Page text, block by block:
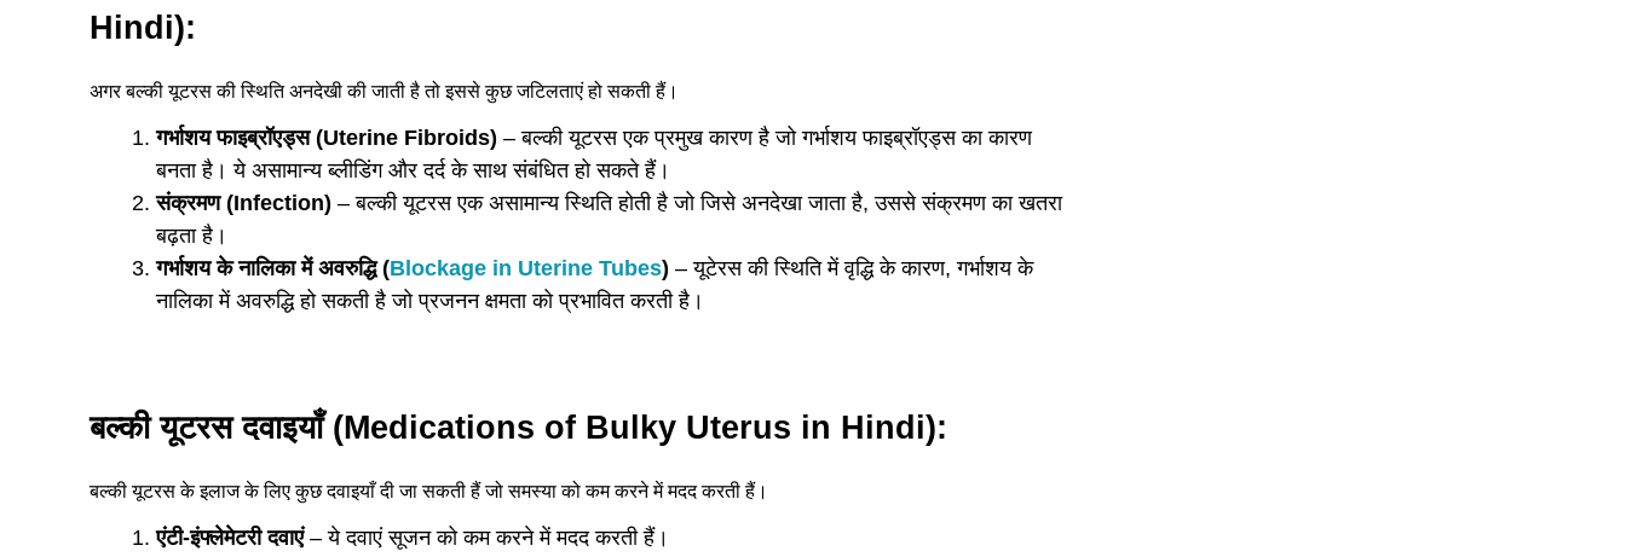
Hindi):
अगर बल्की यूटरस की स्थिति अनदेखी की जाती है तो इससे कुछ जटिलताएं हो सकती हैं।
गर्भाशय फाइब्रॉएड्स (Uterine Fibroids) – बल्की यूटरस एक प्रमुख कारण है जो गर्भाशय फाइब्रॉएड्स का कारण
बनता है। ये असामान्य ब्लीडिंग और दर्द के साथ संबंधित हो सकते हैं।
संक्रमण (Infection) – बल्की यूटरस एक असामान्य स्थिति होती है जो जिसे अनदेखा जाता है, उससे संक्रमण का खतरा
बढ़ता है।
गर्भाशय के नालिका में अवरुद्धि (Blockage in Uterine Tubes) – यूटेरस की स्थिति में वृद्धि के कारण, गर्भाशय के
नालिका में अवरुद्धि हो सकती है जो प्रजनन क्षमता को प्रभावित करती है।
बल्की यूटरस दवाइयाँ (Medications of Bulky Uterus in Hindi):
बल्की यूटरस के इलाज के लिए कुछ दवाइयाँ दी जा सकती हैं जो समस्या को कम करने में मदद करती हैं।
एंटी-इंफ्लेमेटरी दवाएं– ये दवाएं सूजन को कम करने में मदद करती हैं।